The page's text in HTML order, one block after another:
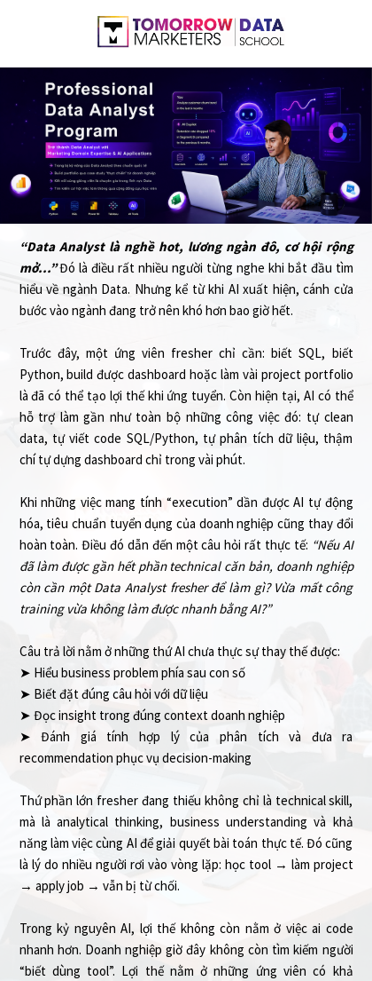
“Data Analyst là nghề hot, lương ngàn đô, cơ hội rộng
mở...”Đó là điều rất nhiều người từng nghe khi bắt đầu tìm
hiểu về ngành Data. Nhưng kể từ khi AI xuất hiện, cánh cửa
bước vào ngành đang trở nên khó hơn bao giờ hết.
Trước đây, một ứng viên fresher chỉ cần: biết SQL, biết
Python, build được dashboard hoặc làm vài project portfolio
là đã có thể tạo lợi thế khi ứng tuyển. Còn hiện tại, AI có thể
hỗ trợ làm gần như toàn bộ những công việc đó: tự clean
data, tự viết code SQL/Python, tự phân tích dữ liệu, thậm
chí tự dựng dashboard chỉ trong vài phút.
Khi những việc mang tính “execution” dần được AI tự động
hóa, tiêu chuẩn tuyển dụng của doanh nghiệp cũng thay đổi
hoàn toàn. Điều đó dẫn đến một câu hỏi rất thực tế: “Nếu AI
đã làm được gần hết phần technical căn bản, doanh nghiệp
còn cần một Data Analyst fresher để làm gì? Vừa mất công
training vừa không làm được nhanh bằng AI?”
Câu trả lời nằm ở những thứ AI chưa thực sự thay thế được:
➤ Hiểu business problem phía sau con số
➤ Biết đặt đúng câu hỏi với dữ liệu
➤ Đọc insight trong đúng context doanh nghiệp
➤ Đánh giá tính hợp lý của phân tích và đưa ra
recommendation phục vụ decision-making
Thứ phần lớn fresher đang thiếu không chỉ là technical skill,
mà là analytical thinking, business understanding và khả
năng làm việc cùng AI để giải quyết bài toán thực tế. Đó cũng
là lý do nhiều người rơi vào vòng lặp: học tool → làm project
→ apply job → vẫn bị từ chối.
Trong kỷ nguyên AI, lợi thế không còn nằm ở việc ai code
nhanh hơn. Doanh nghiệp giờ đây không còn tìm kiếm người
“biết dùng tool”. Lợi thế nằm ở những ứng viên có khả